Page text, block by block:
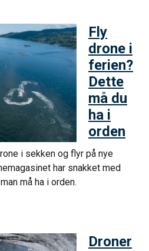
Fly
drone i
ferien?
Dette
må du
ha i
orden
i sekken og flyr på nye
har snakket med
må ha i orden.
Droner